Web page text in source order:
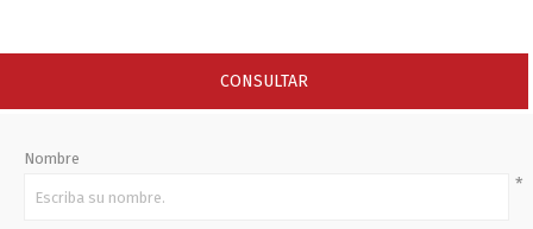
CONSULTAR
Nombre
*